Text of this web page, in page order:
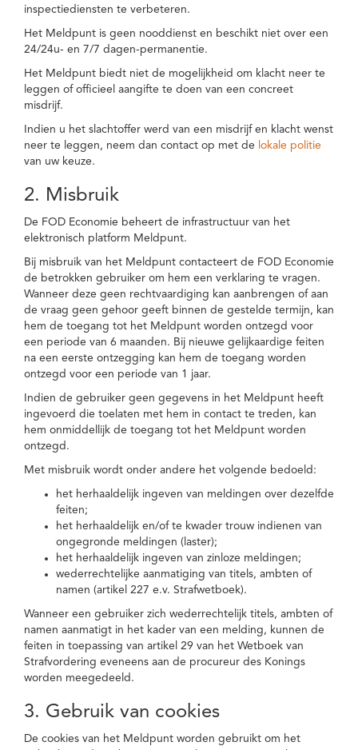
inspectiediensten te verbeteren.
Het Meldpunt is geen nooddienst en beschikt niet over een
24/24u- en 7/7 dagen-permanentie.
Het Meldpunt biedt niet de mogelijkheid om klacht neer te
leggen of officieel aangifte te doen van een concreet
misdrijf.
Indien u het slachtoffer werd van een misdrijf en klacht wenst
neer te leggen, neem dan contact op met de lokale politie
van uw keuze.
2. Misbruik
De FOD Economie beheert de infrastructuur van het
elektronisch platform Meldpunt.
Bij misbruik van het Meldpunt contacteert de FOD Economie
de betrokken gebruiker om hem een verklaring te vragen.
Wanneer deze geen rechtvaardiging kan aanbrengen of aan
de vraag geen gehoor geeft binnen de gestelde termijn, kan
hem de toegang tot het Meldpunt worden ontzegd voor
een periode van 6 maanden. Bij nieuwe gelijkaardige feiten
na een eerste ontzegging kan hem de toegang worden
ontzegd voor een periode van 1 jaar.
Indien de gebruiker geen gegevens in het Meldpunt heeft
ingevoerd die toelaten met hem in contact te treden, kan
hem onmiddellijk de toegang tot het Meldpunt worden
ontzegd.
Met misbruik wordt onder andere het volgende bedoeld:
het herhaaldelijk ingeven van meldingen over dezelfde
feiten;
het herhaaldelijk en/of te kwader trouw indienen van
ongegronde meldingen (laster);
het herhaaldelijk ingeven van zinloze meldingen;
wederrechtelijke aanmatiging van titels, ambten of
namen (artikel 227 e.v. Strafwetboek).
Wanneer een gebruiker zich wederrechtelijk titels, ambten of
namen aanmatigt in het kader van een melding, kunnen de
feiten in toepassing van artikel 29 van het Wetboek van
Strafvordering eveneens aan de procureur des Konings
worden meegedeeld.
3. Gebruik van cookies
De cookies van het Meldpunt worden gebruikt om het